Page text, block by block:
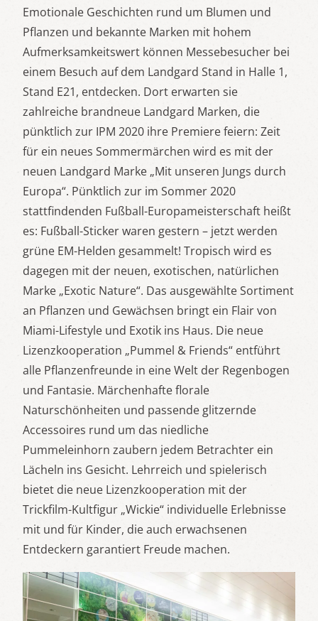
Emotionale Geschichten rund um Blumen und
Pflanzen und bekannte Marken mit hohem
Aufmerksamkeitswert können Messebesucher bei
einem Besuch auf dem Landgard Stand in Halle 1,
Stand E21, entdecken. Dort erwarten sie
zahlreiche brandneue Landgard Marken, die
pünktlich zur IPM 2020 ihre Premiere feiern: Zeit
für ein neues Sommermärchen wird es mit der
neuen Landgard Marke „Mit unseren Jungs durch
Europa“. Pünktlich zur im Sommer 2020
stattfindenden Fußball-Europameisterschaft heißt
es: Fußball-Sticker waren gestern – jetzt werden
grüne EM-Helden gesammelt! Tropisch wird es
dagegen mit der neuen, exotischen, natürlichen
Marke „Exotic Nature“. Das ausgewählte Sortiment
an Pflanzen und Gewächsen bringt ein Flair von
Miami-Lifestyle und Exotik ins Haus. Die neue
Lizenzkooperation „Pummel & Friends“ entführt
alle Pflanzenfreunde in eine Welt der Regenbogen
und Fantasie. Märchenhafte florale
Naturschönheiten und passende glitzernde
Accessoires rund um das niedliche
Pummeleinhorn zaubern jedem Betrachter ein
Lächeln ins Gesicht. Lehrreich und spielerisch
bietet die neue Lizenzkooperation mit der
Trickfilm-Kultfigur „Wickie“ individuelle Erlebnisse
mit und für Kinder, die auch erwachsenen
Entdeckern garantiert Freude machen.